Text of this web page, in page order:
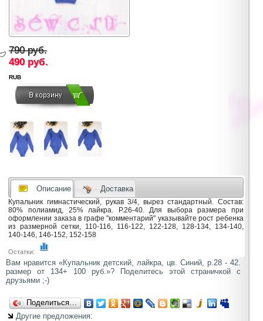
790 руб.
490 руб.
RUB
Описание Доставка
Купальник гимнастический, рукав 3/4, вырез стандартный. Состав:
80% полиамид, 25% лайкра. Р.26-40. Для выбора размера при
оформлении заказа в графе "комментарий" указывайте рост ребенка
из размерной сетки, 110-116, 116-122, 122-128, 128-134, 134-140,
140-146, 146-152, 152-158
Остатки:
Вам нравится «Купальник детский, лайкра, цв. Синий, р.28 - 42.
размер от 134+ 100 руб.»? Поделитесь этой страничкой с
друзьями ;-)
Поделиться…
Другие предложения: